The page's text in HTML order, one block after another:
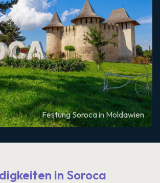
Festung Soroca in Moldawien
in Soroca